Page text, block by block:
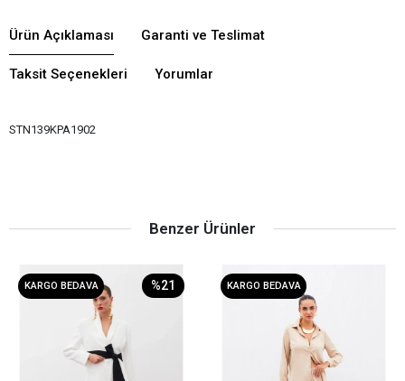
Ürün Açıklaması Garanti ve Teslimat
Taksit Seçenekleri Yorumlar
STN139KPA1902
Benzer Ürünler
KARGO BEDAVA %21 KARGO BEDAVA